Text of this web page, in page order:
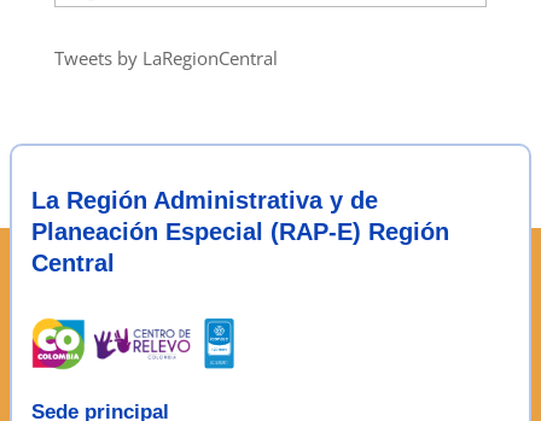
notas
Tweets by LaRegionCentral
La Región Administrativa y de
Planeación Especial (RAP-E) Región
Central
Sede principal